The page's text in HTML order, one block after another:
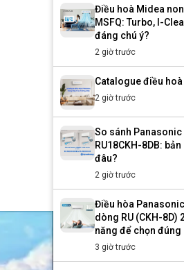
Điều hoà Midea
MSFQ: Turbo, I-
đáng chú ý?
2 giờ trước
Catalogue điều
2 giờ trước
So sánh Panasonic
RU18CKH-8DB:
đâu?
2 giờ trước
Điều hòa
dòng RU (CKH-8D)
năng để chọn đúng
3 giờ trước